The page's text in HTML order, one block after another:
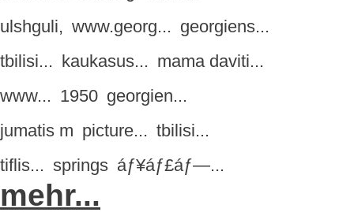
ulshguli, www.georg... georgiens...
tbilisi... kaukasus... mama daviti...
www... 1950 georgien...
jumatis m picture... tbilisi...
tiflis... springs áƒ¥áƒ£áƒ—...
mehr...